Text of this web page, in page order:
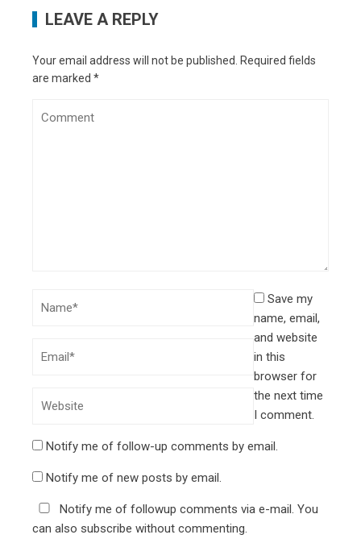
LEAVE A REPLY
Your email address will not be published.
Required fields
are marked *
Save my
name, email,
and website
in this
browser for
the next time
I comment.
Notify me of follow-up comments by email.
Notify me of new posts by email.
Notify me of followup comments via e-mail. You
can also subscribe without commenting.